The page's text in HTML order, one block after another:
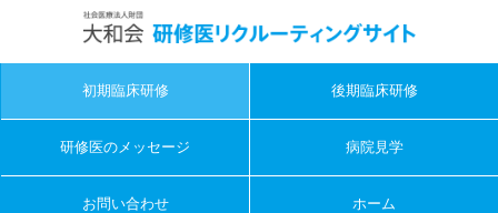
初期臨床研修 後期臨床研修
研修医のメッセージ 病院見学
お問い合わせ ホーム